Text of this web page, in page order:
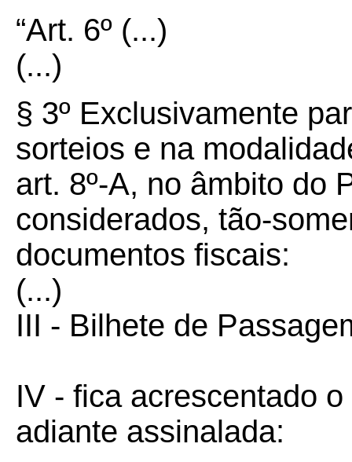
“Art. 6º (...)
(...)
§ 3º Exclusivamente
sorteios e na
art. 8º-A, no âmbito do
considerados, tão-
documentos fiscais:
(...)
III - Bilhete de
IV - fica acrescentado
adiante assinalada: